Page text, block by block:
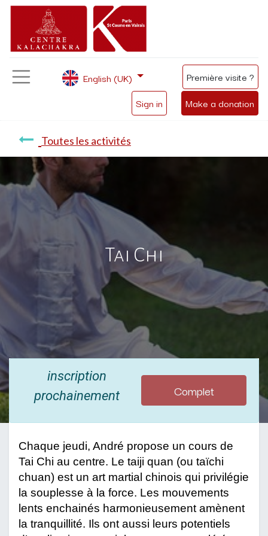
Sign in Make a donation
English (UK) Première visite ?
Toutes les activités
Tai Chi
inscription
prochainement
Complet
Chaque jeudi, André propose un cours de
Tai Chi au centre. Le taiji quan (ou taïchi
chuan) est un art martial chinois qui privilégie
la souplesse à la force. Les mouvements
lents enchainés harmonieusement amènent
la tranquillité. Ils ont aussi leurs potentiels